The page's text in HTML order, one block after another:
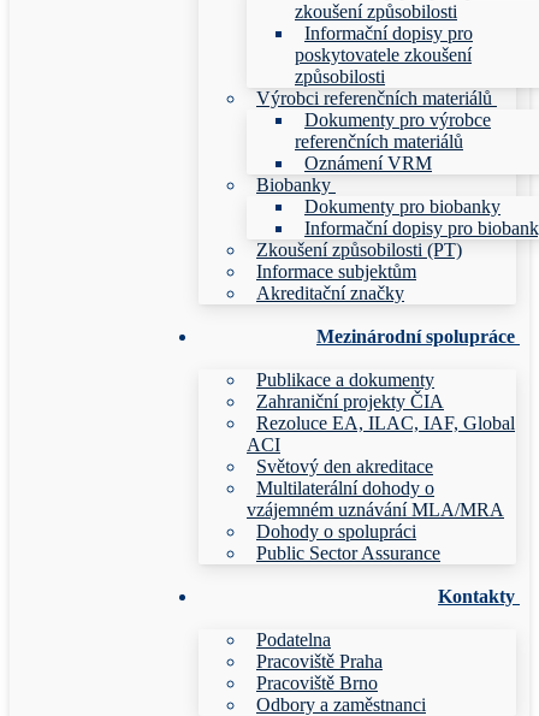
zkoušení způsobilosti
Informační dopisy pro
poskytovatele zkoušení
způsobilosti
Výrobci referenčních materiálů
Dokumenty pro výrobce
referenčních materiálů
Oznámení VRM
Biobanky
Dokumenty pro biobanky
Informační dopisy pro
Zkoušení způsobilosti (PT)
Informace subjektům
Akreditační značky
Mezinárodní spolupráce
Publikace a dokumenty
Zahraniční projekty ČIA
Rezoluce EA, ILAC, IAF, Global
ACI
Světový den akreditace
Multilaterální dohody o
vzájemném uznávání MLA/MRA
Dohody o spolupráci
Public Sector Assurance
Kontakty
Podatelna
Pracoviště Praha
Pracoviště Brno
Odbory a zaměstnanci